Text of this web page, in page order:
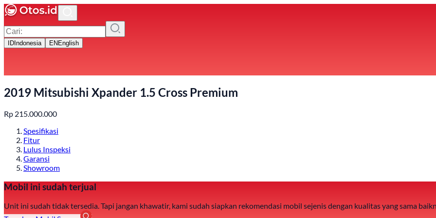
ID Indonesia EN English
2019 Mitsubishi Xpander 1.5 Cross Premium
Rp 215.000.000
Spesifikasi
Fitur
Lulus Inspeksi
Garansi
Showroom
Mobil ini sudah terjual
Unit ini sudah tidak tersedia. Tapi jangan khawatir, kami sudah siapkan rekomendasi mobil sejenis dengan kualitas yang sama